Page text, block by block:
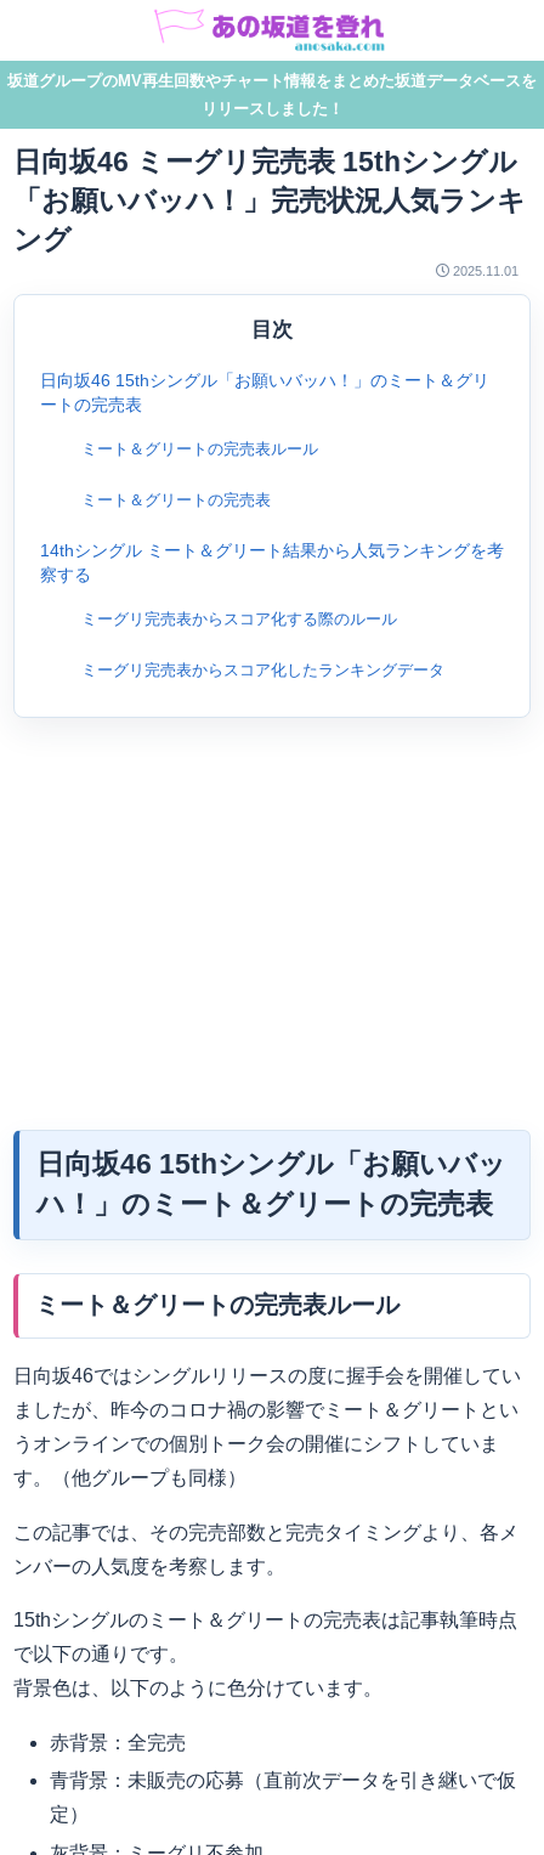
坂道グループのMV再生回数やチャート情報をまとめた坂道データベースを
リリースしました！
日向坂46 ミーグリ完売表 15thシングル
「お願いバッハ！」完売状況人気ランキ
ング
2025.11.01
目次
日向坂46 15thシングル「お願いバッハ！」のミート＆グリ
ートの完売表
ミート＆グリートの完売表ルール
ミート＆グリートの完売表
14thシングル ミート＆グリート結果から人気ランキングを考
察する
ミーグリ完売表からスコア化する際のルール
ミーグリ完売表からスコア化したランキングデータ
日向坂46 15thシングル「お願いバッ
ハ！」のミート＆グリートの完売表
ミート＆グリートの完売表ルール
日向坂46ではシングルリリースの度に握手会を開催してい
ましたが、昨今のコロナ禍の影響でミート＆グリートとい
うオンラインでの個別トーク会の開催にシフトしていま
す。（他グループも同様）
この記事では、その完売部数と完売タイミングより、各メ
ンバーの人気度を考察します。
15thシングルのミート＆グリートの完売表は記事執筆時点
で以下の通りです。
背景色は、以下のように色分けています。
赤背景：全完売
青背景：未販売の応募（直前次データを引き継いで仮
定）